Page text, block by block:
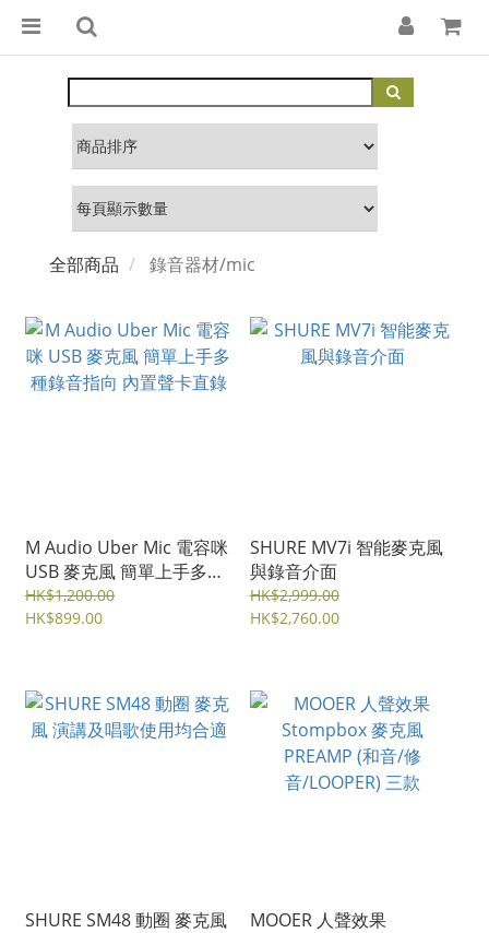
全部商品 錄音器材/mic
M Audio Uber Mic 電容咪
USB 麥克風 簡單上手多種
錄音指向 內置聲卡直錄
HK$1,200.00
HK$899.00
SHURE MV7i 智能麥克風
與錄音介面
HK$2,999.00
HK$2,760.00
SHURE SM48 動圈 麥克風
MOOER 人聲效果